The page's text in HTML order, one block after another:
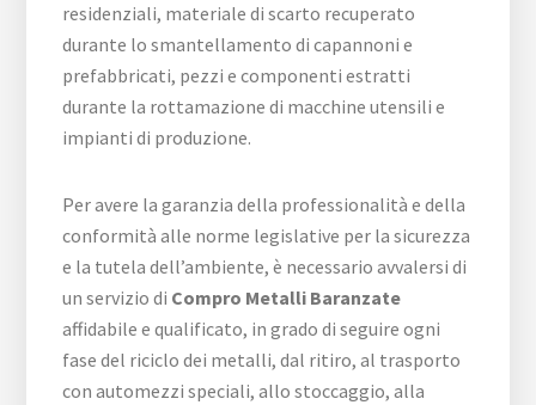
residenziali, materiale di scarto recuperato
durante lo smantellamento di capannoni e
prefabbricati, pezzi e componenti estratti
durante la rottamazione di macchine utensili e
impianti di produzione.
Per avere la garanzia della professionalità e della
conformità alle norme legislative per la sicurezza
e la tutela dell’ambiente, è necessario avvalersi di
un servizio di Compro Metalli Baranzate
affidabile e qualificato, in grado di seguire ogni
fase del riciclo dei metalli, dal ritiro, al trasporto
con automezzi speciali, allo stoccaggio, alla